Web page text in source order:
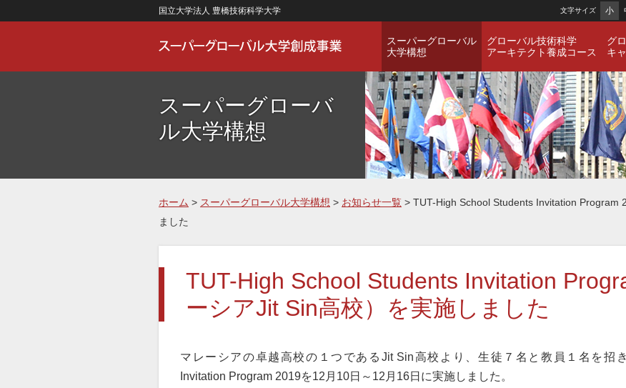
国立大学法人 豊橋技術科学大学 文字サイズ 小
スーパーグローバル
大学構想
グローバル技術科学
アーキテクト養成コース
グ
キ
スーパーグローバ
ル大学構想
ホーム > スーパーグローバル大学構想 > お知らせ一覧 > TUT-High School Students Invitation Program
ました
TUT-High School Students Invitation
ーシアJit Sin高校）を実施しました
マレーシアの卓越高校の１つであるJit Sin高校より、生徒７名と教員１名を招
Invitation Program 2019を12月10日～12月16日に実施しました。